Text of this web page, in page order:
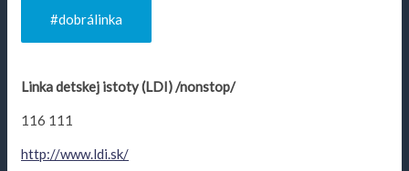
#dobrálinka
Linka detskej istoty (LDI) /nonstop/
116 111
http://www.ldi.sk/